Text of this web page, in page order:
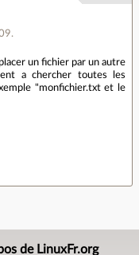
.
un fichier par un autre
a chercher toutes les
"monfichier.txt et le
de LinuxFr.org